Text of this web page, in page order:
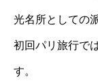
光名所としての
初回パリ旅行で
す。